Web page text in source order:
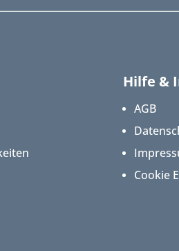
Hilfe &
AGB
Cookie